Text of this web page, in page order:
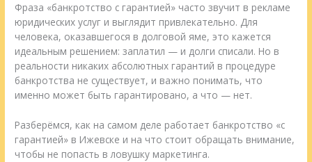
Фраза «банкротство с гарантией» часто звучит в рекламе
юридических услуг и выглядит привлекательно. Для
человека, оказавшегося в долговой яме, это кажется
идеальным решением: заплатил — и долги списали. Но в
реальности никаких абсолютных гарантий в процедуре
банкротства не существует, и важно понимать, что
именно может быть гарантировано, а что — нет.
Разберёмся, как на самом деле работает банкротство «с
гарантией» в Ижевске и на что стоит обращать внимание,
чтобы не попасть в ловушку маркетинга.